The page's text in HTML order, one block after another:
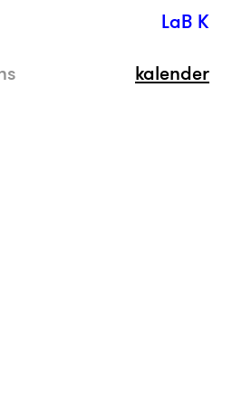
kalender
LaB K